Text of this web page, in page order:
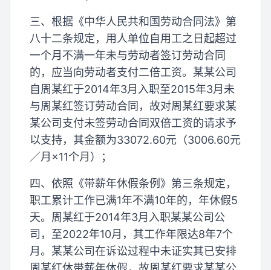
三、根据《中华人民共和国劳动合同法》第
八十二条规定，用人单位自用工之日起超过
一个月不满一年未与劳动者签订劳动合同
的，应当向劳动者支付二倍工资。某某公司
自周某红于2014年3月入职至2015年3月未
与周某红签订劳动合同，故对周某红要求某
某公司支付未签劳动合同双倍工资的请求予
以支持，其金额为33072.60元（3006.60元
／月×11个月）；
四、依照《带薪年休假条例》第三条规定，
职工累计工作已满1年不满10年的，年休假5
天。周某红于2014年3月入职某某公司公
司，至2022年10月，其工作年限达8年7个
月。某某公司在诉讼过程中未证实其已安排